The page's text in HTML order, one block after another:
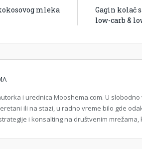
mleka
Gagin kolač
low-carb &
i urednica Mooshema.com. U
ili na stazi, u radno vreme bilo gde
i konsalting na društvenim mrežama,